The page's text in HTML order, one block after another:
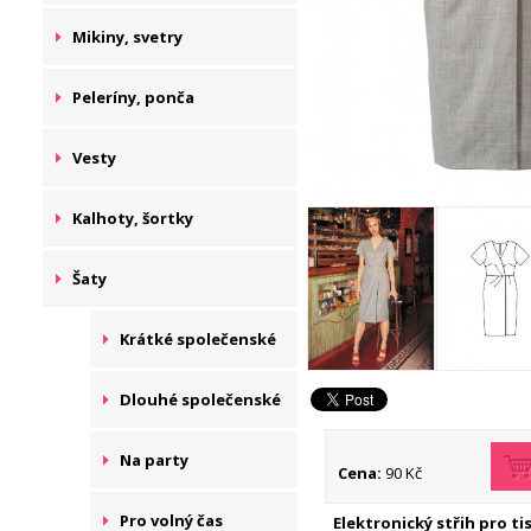
Mikiny, svetry
Peleríny, ponča
Vesty
Kalhoty, šortky
Šaty
Krátké společenské
Dlouhé společenské
Na party
Pro volný čas
Cena: 90 Kč
Elektronický střih pro